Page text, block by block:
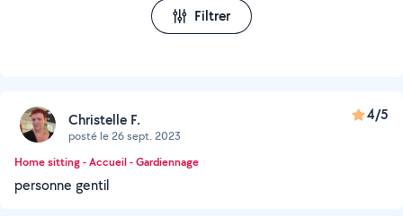
Filtrer
Christelle F.
posté le 26 sept. 2023
4/5
Home sitting - Accueil - Gardiennage
personne gentil